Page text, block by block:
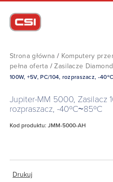
Strona główna / Komputery
pełna oferta /Zasilacze Diamond
100W, +5V, PC/104, rozpraszacz, -
Jupiter-MM 5000, Zasilacz
rozpraszacz, -40ºC~85ºC
Kod produktu: JMM-5000-AH
Drukuj